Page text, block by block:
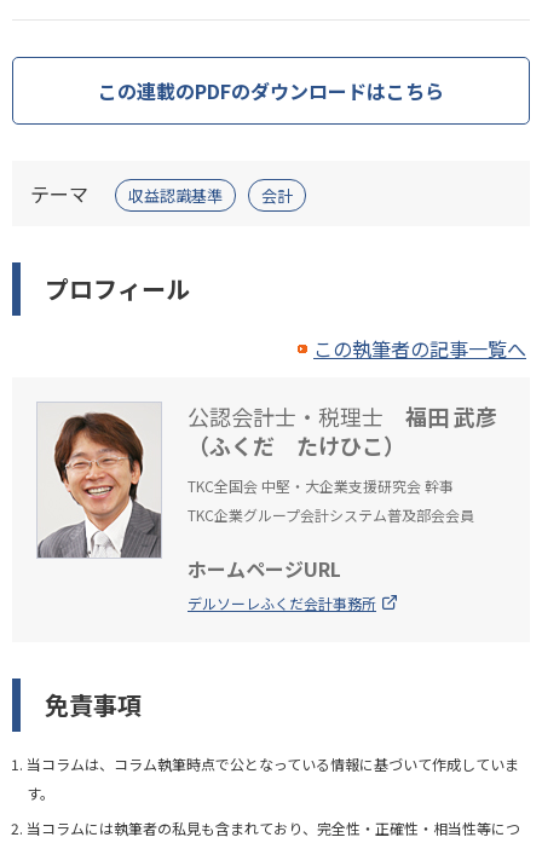
この連載のPDFのダウンロードはこちら
テーマ 収益認識基準 会計
プロフィール
この執筆者の記事一覧へ
公認会計士・税理士 福田 武彦
（ふくだ たけひこ）
TKC全国会 中堅・大企業支援研究会 幹事
TKC企業グループ会計システム普及部会会員
ホームページURL
デルソーレふくだ会計事務所
免責事項
当コラムは、コラム執筆時点で公となっている情報に基づいて作成していま
す。
当コラムには執筆者の私見も含まれており、完全性・正確性・相当性等につ